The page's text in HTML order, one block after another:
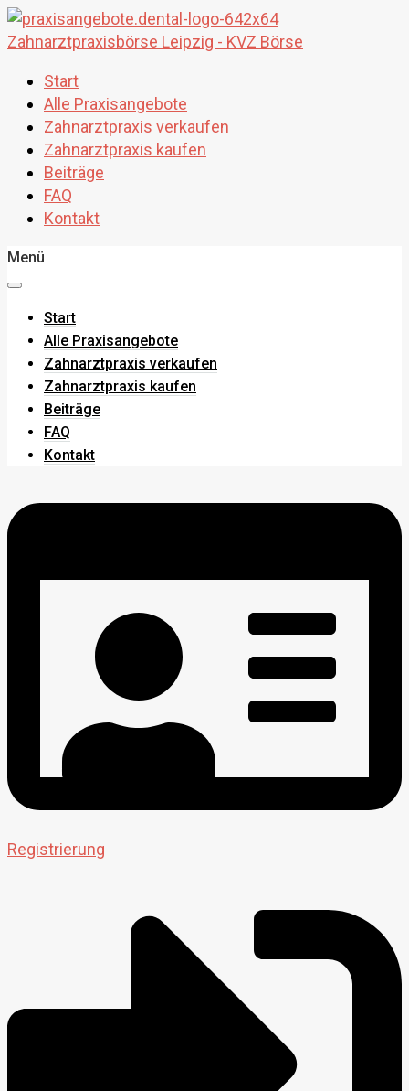
Start
Alle Praxisangebote
Zahnarztpraxis verkaufen
Zahnarztpraxis kaufen
Beiträge
FAQ
Kontakt
Menü
Start
Alle Praxisangebote
Zahnarztpraxis verkaufen
Zahnarztpraxis kaufen
Beiträge
FAQ
Kontakt
Registrierung